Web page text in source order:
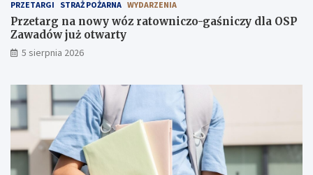
Z
a
w
a
j
ż
o
e
ł
c
h
w
e
!
PRZETARGI STRAŻ POŻARNA WYDARZENIA
Przetarg na nowy wóz ratowniczo-gaśniczy dla OSP
Zawadów już otwarty
5 sierpnia 2026